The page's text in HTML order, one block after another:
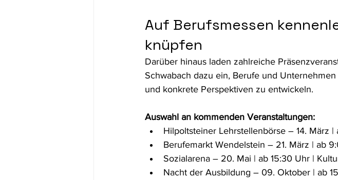
Auf Berufsmessen
knüpfen
Darüber hinaus laden zahlreiche
Schwabach dazu ein, Berufe und
und konkrete Perspektiven zu entwickeln.
Auswahl an kommenden Veranstaltungen:
Hilpoltsteiner Lehrstellenbörse – 14. März
Berufemarkt Wendelstein – 21. März | ab
Sozialarena – 20. Mai | ab 15:30 Uhr |
Nacht der Ausbildung – 09. Oktober | ab